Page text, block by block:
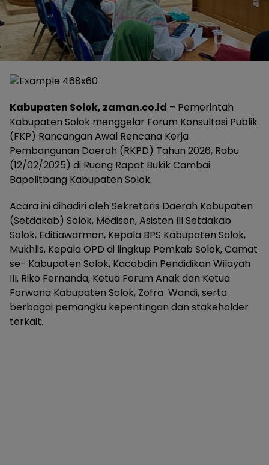
Kabupaten Solok, zaman.co.id – Pemerintah
Kabupaten Solok menggelar Forum Konsultasi Publik
(FKP) Rancangan Awal Rencana Kerja
Pembangunan Daerah (RKPD) Tahun 2026, Rabu
(12/02/2025) di Ruang Rapat Bukik Cambai
Bapelitbang Kabupaten Solok.
Acara ini dihadiri oleh Sekretaris Daerah Kabupaten
(Setdakab) Solok, Medison, Asisten III Setdakab
Solok, Editiawarman, Kepala BPS Kabupaten Solok,
Mukhlis, Kepala OPD di lingkup Pemkab Solok, Camat
se- Kabupaten Solok, Kacabdin Pendidikan Wilayah
III, Riko Fernanda, Ketua Forum Anak dan Ketua
Forwana Kabupaten Solok, Zofra Wandi, serta
berbagai pemangku kepentingan dan stakeholder
terkait.